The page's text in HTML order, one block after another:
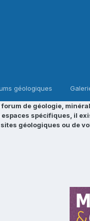
géologiques
forum de géologie,
spécifiques, il
géologiques ou de